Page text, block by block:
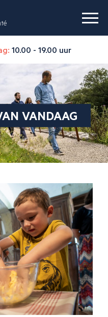
10.00 - 19.00 uur
VANDAAG